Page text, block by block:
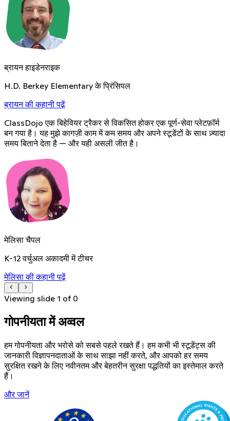
ब्रायन हाइडेनराइक
H.D. Berkey Elementary के प्रिंसिपल
ब्रायन की कहानी पढ़ें
ClassDojo एक बिहेवियर ट्रैकर से विकसित होकर एक पूर्ण-सेवा प्लेटफ़ॉर्म
बन गया है। यह मुझे कागज़ी काम में कम समय और अपने स्टूडेंटों के साथ ज़्यादा
समय बिताने देता है — और यही असली जीत है।
मेलिसा चैपल
K-12 वर्चुअल अकादमी में टीचर
मेलिसा की कहानी पढ़ें
Viewing slide 1 of 0
गोपनीयता में अव्वल
हम गोपनीयता और भरोसे को सबसे पहले रखते हैं। हम कभी भी स्टूडेंट्स की
जानकारी विज्ञापनदाताओं के साथ साझा नहीं करते, और आपको हर समय
सुरक्षित रखने के लिए नवीनतम और बेहतरीन सुरक्षा पद्धतियों का इस्तेमाल करते
हैं।
और जानें